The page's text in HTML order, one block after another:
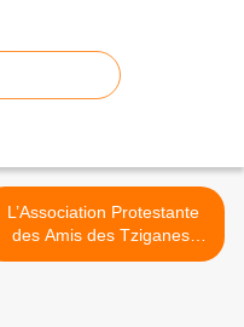
L’Association Protestante
des Amis des Tziganes
recherche des bénévoles